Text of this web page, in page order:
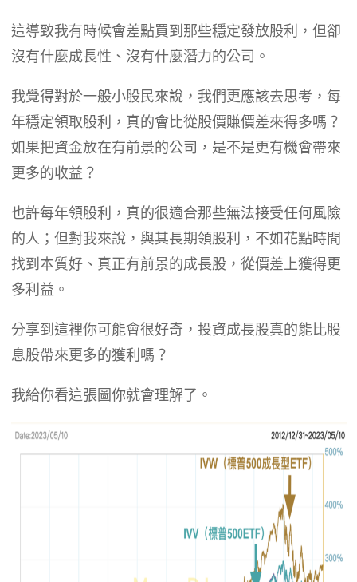
這導致我有時候會差點買到那些穩定發放股利，但卻
沒有什麼成長性、沒有什麼潛力的公司。
我覺得對於一般小股民來說，我們更應該去思考，每
年穩定領取股利，真的會比從股價賺價差來得多嗎？
如果把資金放在有前景的公司，是不是更有機會帶來
更多的收益？
也許每年領股利，真的很適合那些無法接受任何風險
的人；但對我來說，與其長期領股利，不如花點時間
找到本質好、真正有前景的成長股，從價差上獲得更
多利益。
分享到這裡你可能會很好奇，投資成長股真的能比股
息股帶來更多的獲利嗎？
我給你看這張圖你就會理解了。